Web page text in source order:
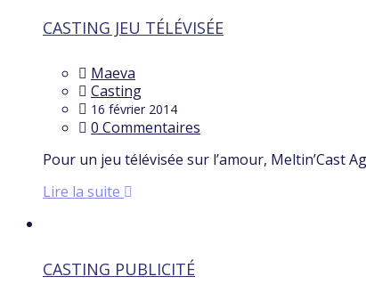
CASTING JEU TÉLÉVISÉE
Maeva
Casting
16 février 2014
0 Commentaires
Pour un jeu télévisée sur l’amour, Meltin’Cast
Lire la suite
CASTING PUBLICITÉ